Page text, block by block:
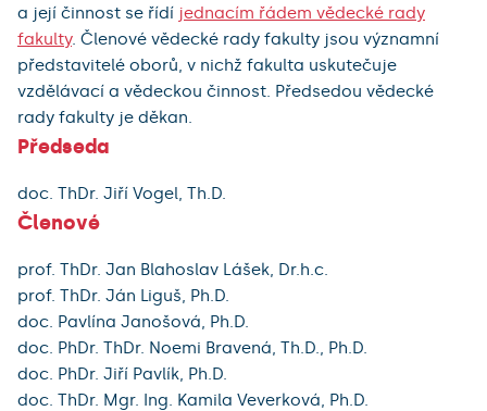
a její činnost se řídí jednacím řádem vědecké rady
fakulty. Členové vědecké rady fakulty jsou významní
představitelé oborů, v nichž fakulta uskutečuje
vzdělávací a vědeckou činnost. Předsedou vědecké
rady fakulty je děkan.
Předseda
doc. ThDr. Jiří Vogel, Th.D.
Členové
prof. ThDr. Jan Blahoslav Lášek, Dr.h.c.
prof. ThDr. Ján Liguš, Ph.D.
doc. Pavlína Janošová, Ph.D.
doc. PhDr. ThDr. Noemi Bravená, Th.D., Ph.D.
doc. PhDr. Jiří Pavlík, Ph.D.
doc. ThDr. Mgr. Ing. Kamila Veverková, Ph.D.